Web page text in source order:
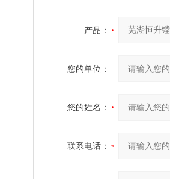
产品：
您的单位：
您的姓名：
联系电话：